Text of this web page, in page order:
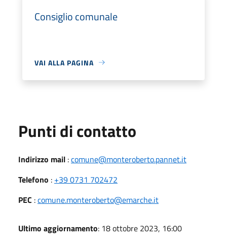
Consiglio comunale
VAI ALLA PAGINA
Punti di contatto
Indirizzo mail :comune@monteroberto.pannet.it
Telefono : +39 0731 702472
PEC :comune.monteroberto@emarche.it
Ultimo aggiornamento: 18 ottobre 2023, 16:00